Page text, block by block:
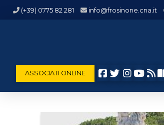
(+39) 0775 82 281 info@frosinone.cna.it
ASSOCIATI ONLINE